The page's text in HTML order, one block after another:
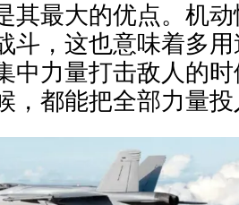
其最大的优点。机
斗，这也意味着多
中力量打击敌人的
，都能把全部力量